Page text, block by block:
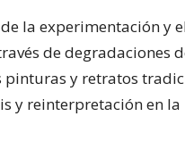
la experimentación y
de degradaciones
pinturas y retratos
y reinterpretación en